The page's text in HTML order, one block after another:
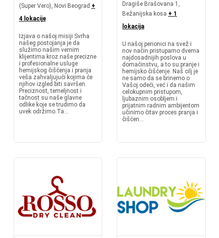
(Super Vero), Novi Beograd +
4 lokacije
Izjava o našoj misiji Svrha
našeg postojanja je da
služimo našim vernim
klijentima kroz naše precizne
i profesionalne usluge
hemijskog čišćenja i pranja
veša zahvaljujući kojima će
njihov izgled biti savršen.
Preciznost, temeljnost i
tačnost su naše glavne
odlike koje se trudimo da
uvek održimo.Ta...
Dragiše Brašovana 1,
Bežanijska kosa + 1
lokacija
U našoj perionici na svež i
nov način pristupamo dvema
najdosadnijih poslova u
domaćinstvu, a to su pranje i
hemijsko čišćenje. Naš cilj je
ne samo da se brinemo o
Vašoj odeći, već i da našim
celokupnim pristupom,
ljubaznim osobljem i
prijatnim radnim ambijentom
učinimo čitav proces pranja i
čišćen...